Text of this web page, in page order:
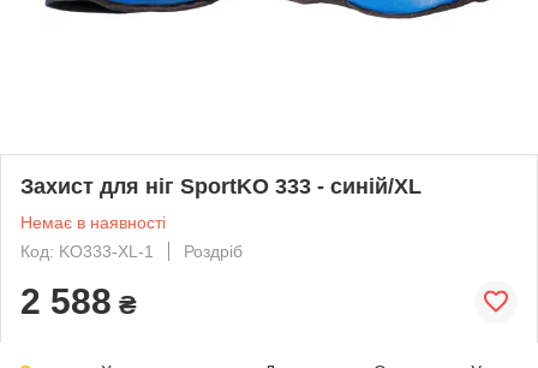
Захист для ніг SportKO 333 - синій/XL
Немає в наявності
Код: KO333-XL-1
Роздріб
2 588 ₴